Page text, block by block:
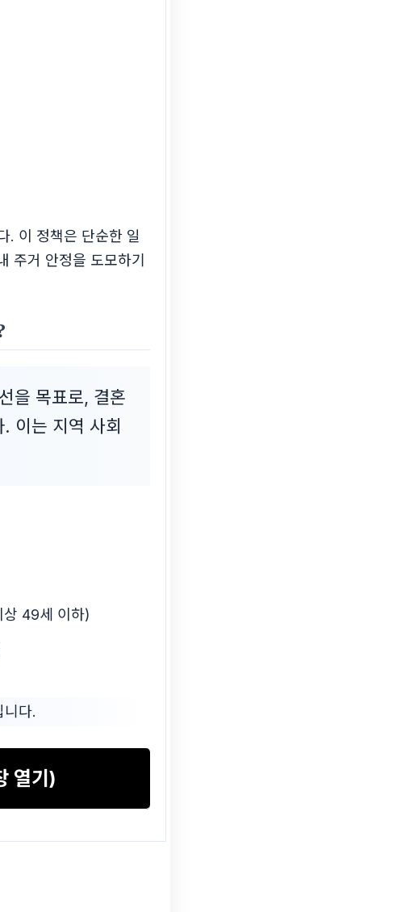
. 이 정책은 단순한 일
주거 안정을 도모하기
을 목표로, 결혼
이는 지역 사회
상 49세 이하)
니다.
열기)